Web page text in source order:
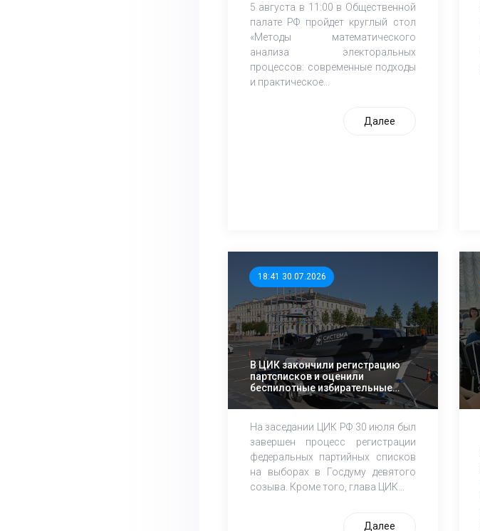
5 августа в 11:00 в Общественной
палате РФ пройдет круглый стол
«Методы математического
анализа электоральных
процессов: современные подходы
и практическое...
Далее
18:41 30.07.2026
В ЦИК закончили регистрацию
партсписков и оценили
беспилотные избирательные
технологии
На заседании ЦИК РФ 30 июля был
завершен процесс регистрации
федеральных партийных списков
на выборах в Госдуму девятого
созыва. Кроме того, глава ЦИК...
Далее